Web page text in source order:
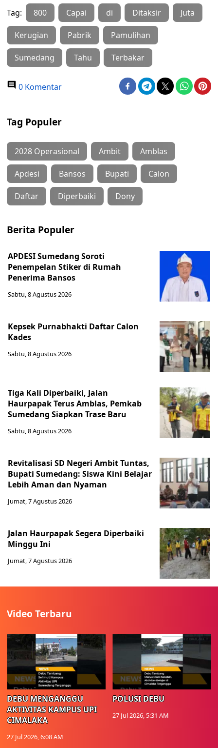
Tag: 800 Capai di Ditaksir Juta
Kerugian Pabrik Pamulihan
Sumedang Tahu Terbakar
0 Komentar
Tag Populer
2028 Operasional Ambit Amblas
Apdesi Bansos Bupati Calon
Daftar Diperbaiki Dony
Berita Populer
APDESI Sumedang Soroti
Penempelan Stiker di Rumah
Penerima Bansos
Sabtu, 8 Agustus 2026
Kepsek Purnabhakti Daftar Calon
Kades
Sabtu, 8 Agustus 2026
Tiga Kali Diperbaiki, Jalan
Haurpapak Terus Amblas, Pemkab
Sumedang Siapkan Trase Baru
Sabtu, 8 Agustus 2026
Revitalisasi SD Negeri Ambit Tuntas,
Bupati Sumedang: Siswa Kini Belajar
Lebih Aman dan Nyaman
Jumat, 7 Agustus 2026
Jalan Haurpapak Segera Diperbaiki
Minggu Ini
Jumat, 7 Agustus 2026
Video Terbaru
DEBU MENGANGGU
AKTIVITAS KAMPUS UPI
CIMALAKA
27 Jul 2026, 6:08 AM
POLUSI DEBU
27 Jul 2026, 5:31 AM